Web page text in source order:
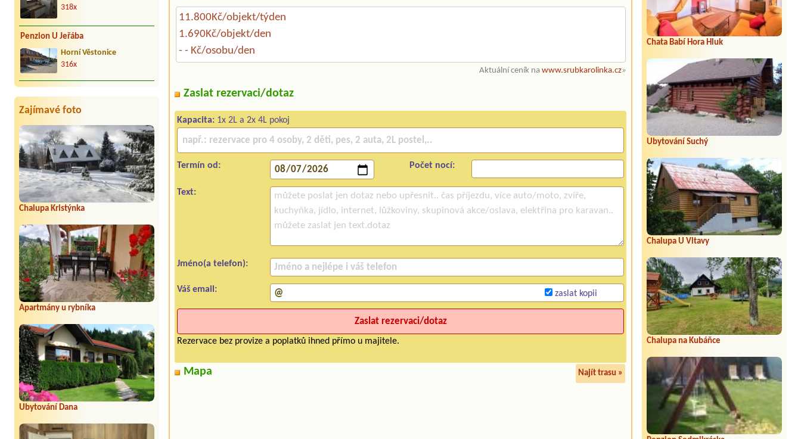
318x
Penzion U Jeřába
Horní Věstonice
316x
Zajímavé foto
Chalupa Kristýnka
Apartmány u rybníka
Ubytování Dana
Chata Babí Hora Hluk
Ubytování Suchý
Chalupa U Vltavy
Chalupa na Kubáňce
11.800Kč/objekt/týden
1.690Kč/objekt/den
- - Kč/osobu/den
Aktuální ceník na www.srubkarolinka.cz»
Zaslat rezervaci/dotaz
Kapacita: 1x 2L a 2x 4L pokoj
Termín od: Počet nocí:
Text:
Jméno(a telefon):
Váš email: zaslat kopii
Rezervace bez provize a poplatků ihned přímo u majitele.
Mapa Najít trasu »